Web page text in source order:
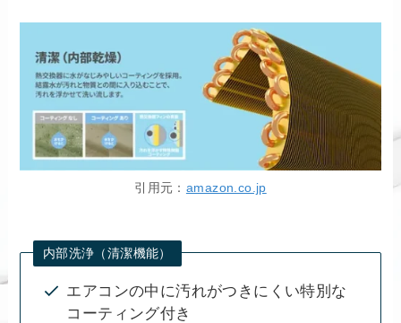
引用元： amazon.co.jp
内部洗浄（清潔機能）
エアコンの中に汚れがつきにくい特別な
コーティング付き